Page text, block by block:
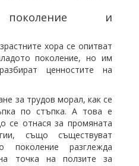
поколение и
хора се опитват
поколение, но им
ценностите на
за трудов морал, как се
по стъпка. А това е
се отнася за промяната
също съществуват
поколение разглежда
точка на ползите за